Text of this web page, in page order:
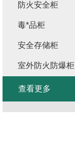
防火安全柜
毒*品柜
安全存储柜
室外防火防爆柜
查看更多